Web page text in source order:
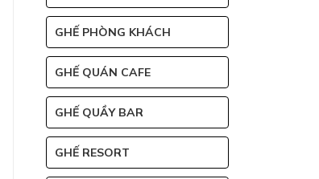
GHẾ PHÒNG KHÁCH
GHẾ QUÁN CAFE
GHẾ QUẦY BAR
GHẾ RESORT